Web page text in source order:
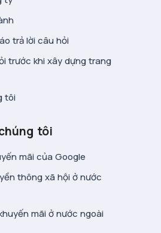
trả lời câu hỏi
trước khi xây dựng trang
tôi
tôi
mãi của Google
thông xã hội ở nước
mãi ở nước ngoài